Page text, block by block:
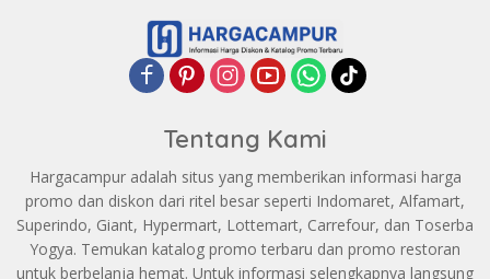
Tentang Kami
Hargacampur adalah situs yang memberikan informasi harga
promo dan diskon dari ritel besar seperti Indomaret, Alfamart,
Superindo, Giant, Hypermart, Lottemart, Carrefour, dan Toserba
Yogya. Temukan katalog promo terbaru dan promo restoran
untuk berbelanja hemat. Untuk informasi selengkapnya langsung